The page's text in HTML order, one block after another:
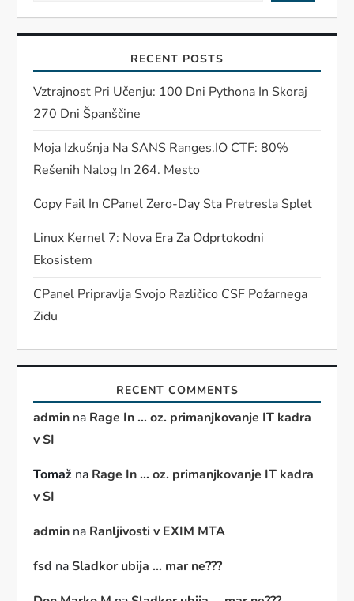
RECENT POSTS
Vztrajnost Pri Učenju: 100 Dni Pythona In Skoraj
270 Dni Španščine
Moja Izkušnja Na SANS Ranges.IO CTF: 80%
Rešenih Nalog In 264. Mesto
Copy Fail In CPanel Zero-Day Sta Pretresla Splet
Linux Kernel 7: Nova Era Za Odprtokodni
Ekosistem
CPanel Pripravlja Svojo Različico CSF Požarnega
Zidu
RECENT COMMENTS
admin na Rage In … oz. primanjkovanje IT kadra
v SI
Tomaž na Rage In … oz. primanjkovanje IT kadra
v SI
admin na Ranljivosti v EXIM MTA
fsd naSladkor ubija … mar ne???